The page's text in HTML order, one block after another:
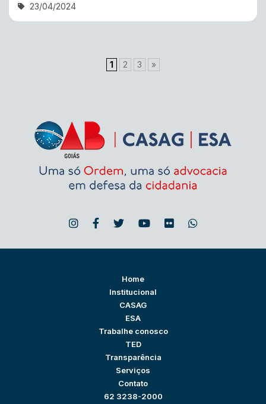
23/04/2024
1 2 3 »
Home
Institucional
CASAG
ESA
Trabalhe conosco
TED
Transparência
Serviços
Contato
62 3238-2000